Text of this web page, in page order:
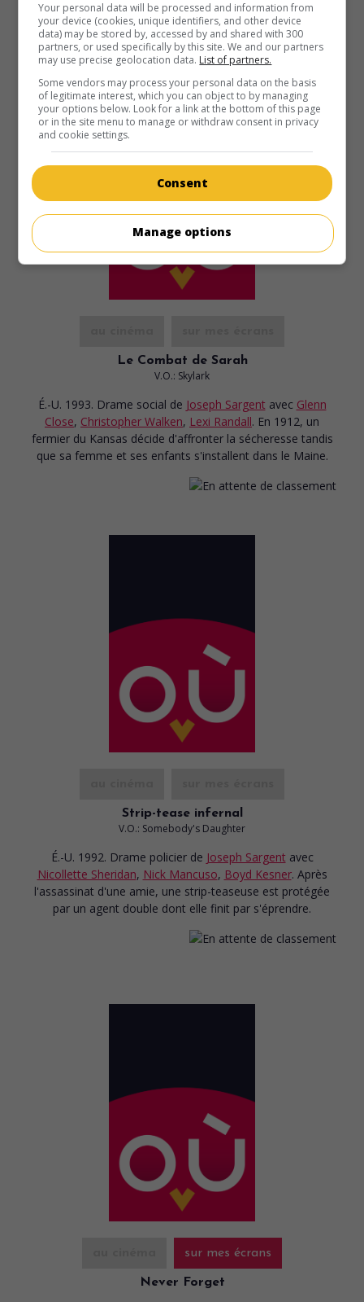
Durée: 194 min.
Le Combat de Sarah
V.O.: Skylark
É.-U. 1993. Drame social de Joseph Sargent avec Glenn
Close, Christopher Walken, Lexi Randall. En 1912, un
fermier du Kansas décide d'affronter la sécheresse tandis
que sa femme et ses enfants s'installent dans le Maine.
Strip-tease infernal
V.O.: Somebody's Daughter
É.-U. 1992. Drame policier de Joseph Sargent avec
Nicollette Sheridan, Nick Mancuso, Boyd Kesner. Après
l'assassinat d'une amie, une strip-teaseuse est protégée
par un agent double dont elle finit par s'éprendre.
sur mes écrans
Never Forget
Your personal data will be processed and information from
your device (cookies, unique identifiers, and other device
data) may be stored by, accessed by and shared with 300
partners, or used specifically by this site. We and our partners
may use precise geolocation data. List of partners.
Some vendors may process your personal data on the basis
of legitimate interest, which you can object to by managing
your options below. Look for a link at the bottom of this page
or in the site menu to manage or withdraw consent in privacy
and cookie settings.
Consent
Manage options